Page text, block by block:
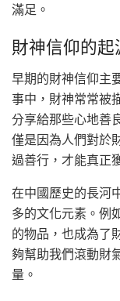
滿足。
財神信仰的起
早期的財神信仰主
事中，財神常常被
分享給那些心地善
僅是因為人們對於
過善行，才能真正
在中國歷史的長河
多的文化元素。例
的物品，也成為了
夠幫助我們滾動財
量。